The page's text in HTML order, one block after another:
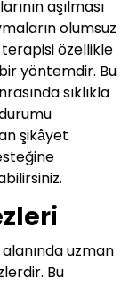
aşılması
olumsuz
terapisi özellikle
yöntemdir. Bu
sıklıkla
şikâyet
uzman
Bu